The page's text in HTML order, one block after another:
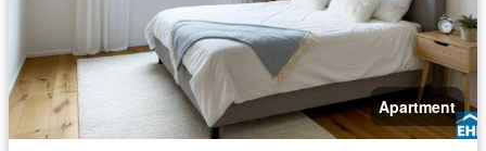
Apartment